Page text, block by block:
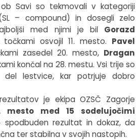
ob Savi so tekmovali v kategoriji
– compound) in dosegli zelo
med njimi je bil Gorazd
osvojil 11. mesto. Pavel
zasedel 20. mesto, Dragan
končal na 28. mestu. Vsi trije so
lestvice, kar potrjuje dobro
je ekipa OZSČ Zagorje
mesto med 15 sodelujočimi
spodbuden rezultat in dokaz, da
ter stabilna v svojih nastopih.